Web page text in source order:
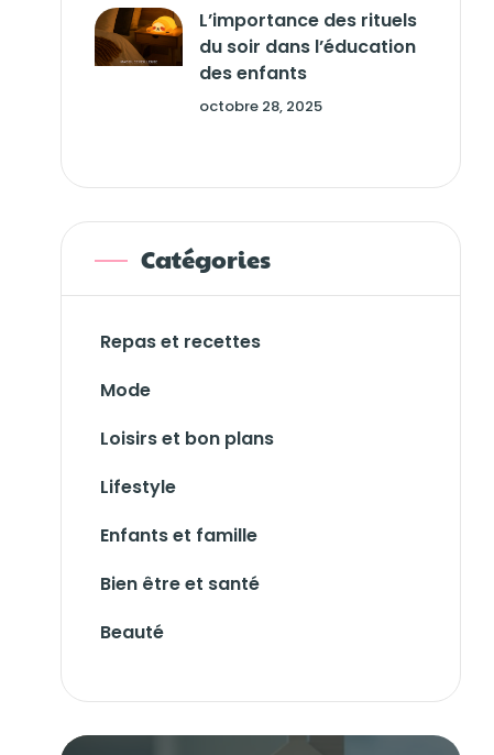
L’importance des rituels
du soir dans l’éducation
des enfants
octobre 28, 2025
Catégories
Repas et recettes
Mode
Loisirs et bon plans
Lifestyle
Enfants et famille
Bien être et santé
Beauté